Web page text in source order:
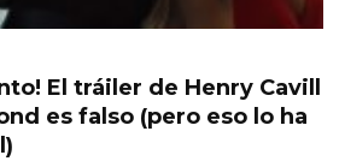
El tráiler de Henry Cavill
es falso (pero eso lo ha